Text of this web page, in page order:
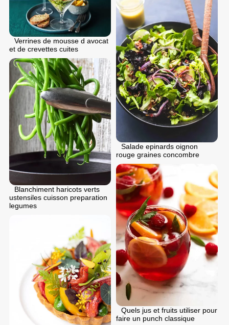
Verrines de mousse d avocat
et de crevettes cuites
Salade epinards oignon
rouge graines concombre
Blanchiment haricots verts
ustensiles cuisson preparation
legumes
Quels jus et fruits utiliser pour
faire un punch classique